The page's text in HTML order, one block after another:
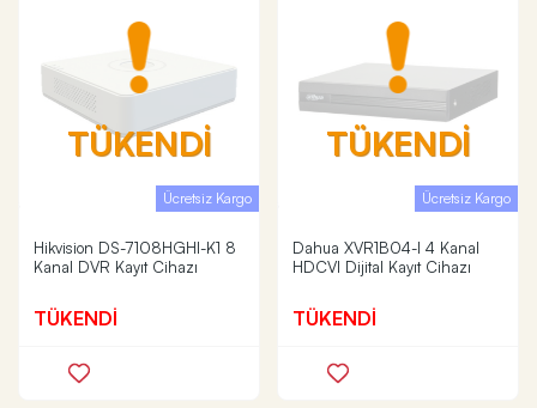
TÜKENDİ
Ücretsiz Kargo
Hikvision DS-7108HGHI-K1 8
Kanal DVR Kayıt Cihazı
TÜKENDİ
TÜKENDİ
Ücretsiz Kargo
Dahua XVR1B04-I 4 Kanal
HDCVI Dijital Kayıt Cihazı
TÜKENDİ